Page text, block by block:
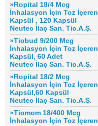
»Ropital 18/4 Mcg
İnhalasyon İçin Toz İçeren
Kapsül , 120 Kapsül
Neutec İlaç San. Tic.A.Ş.
»Tiobud 9/200 Mcg
İnhalasyon İçin Toz İçeren
Kapsül, 60 Adet
Neutec İlaç San. Tic.A.Ş.
»Ropital 18/2 Mcg
İnhalasyon İçin Toz İçeren
Kapsül,60 Kapsül
Neutec İlaç San. Tic.A.Ş.
»Tiomom 18/400 Mcg
İnhalasyon İçin Toz İçeren